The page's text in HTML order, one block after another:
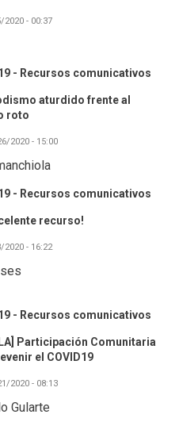
2020 - 00:37
19 - Recursos comunicativos
aturdido frente al
roto
2020 - 15:00
19 - Recursos comunicativos
recurso!
2020 - 16:22
19 - Recursos comunicativos
Participación Comunitaria
el COVID19
2020 - 08:13
Gularte